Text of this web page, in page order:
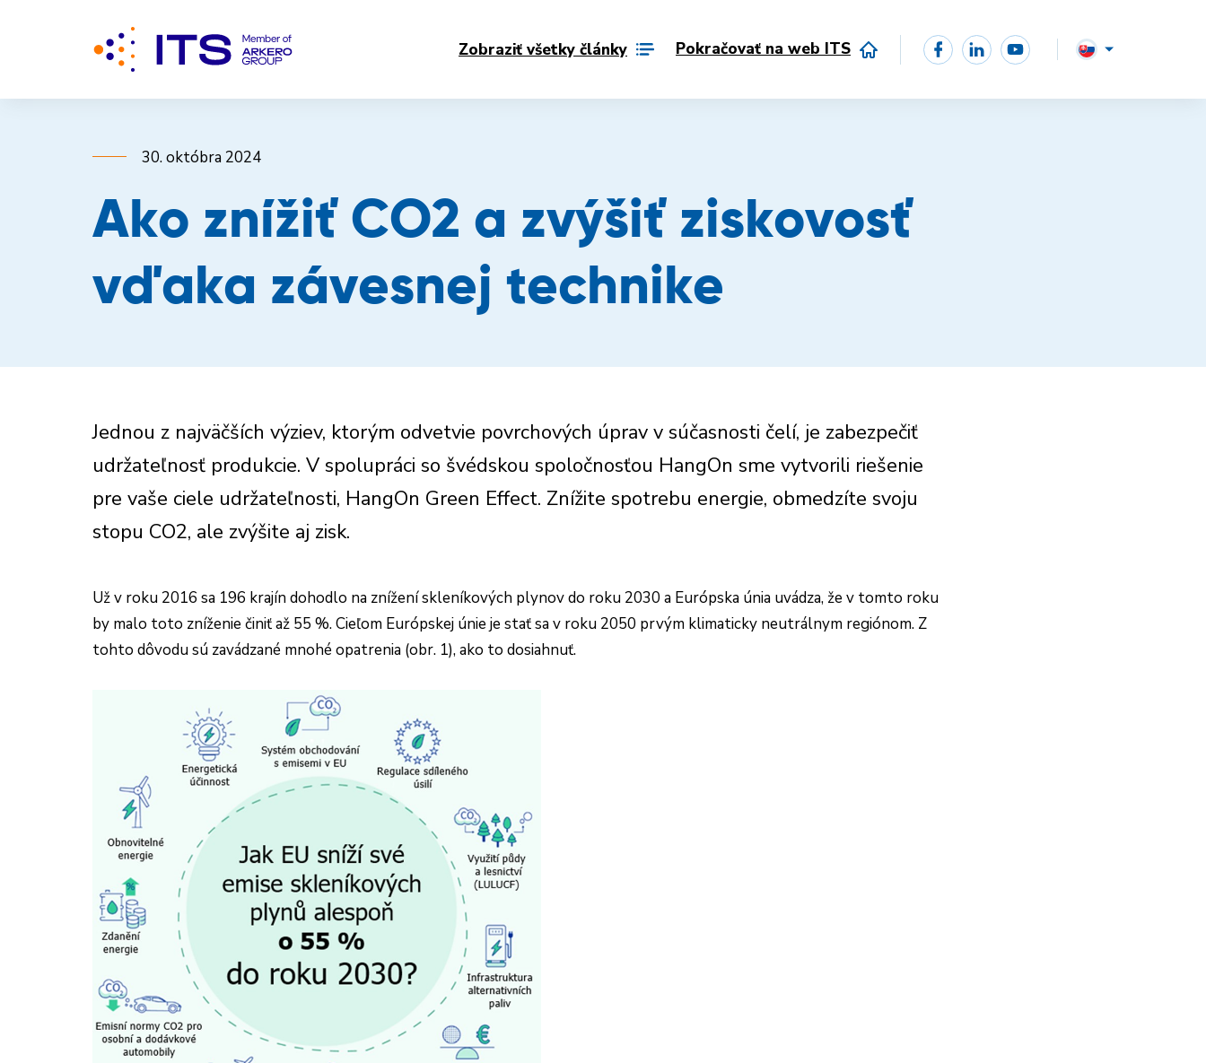
Zobraziť všetky články Pokračovať na web ITS
30. októbra 2024
Ako znížiť CO2 a zvýšiť ziskovosť
vďaka závesnej technike
Jednou z najväčších výziev, ktorým odvetvie povrchových úprav v súčasnosti čelí, je zabezpečiť
udržateľnosť produkcie. V spolupráci so švédskou spoločnosťou HangOn sme vytvorili riešenie
pre vaše ciele udržateľnosti, HangOn Green Effect. Znížite spotrebu energie, obmedzíte svoju
stopu CO2, ale zvýšite aj zisk.
Už v roku 2016 sa 196 krajín dohodlo na znížení skleníkových plynov do roku 2030 a Európska únia uvádza, že v tomto roku
by malo toto zníženie činiť až 55 %. Cieľom Európskej únie je stať sa v roku 2050 prvým klimaticky neutrálnym regiónom. Z
tohto dôvodu sú zavádzané mnohé opatrenia (obr. 1), ako to dosiahnuť.